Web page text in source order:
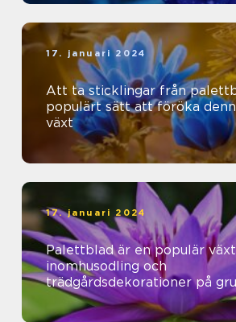
17. januari 2024
Att ta sticklingar från
populärt sätt att föröka
växt
17. januari 2024
Palettblad är en populär
inomhusodling och
trädgårdsdekorationer på
vackra färger och mönster